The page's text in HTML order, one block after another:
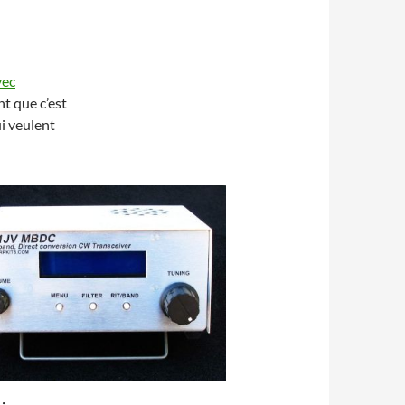
que c’est
veulent